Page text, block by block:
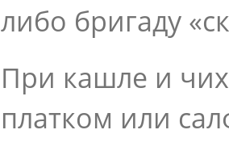
либо бригаду
При кашле и
платком или